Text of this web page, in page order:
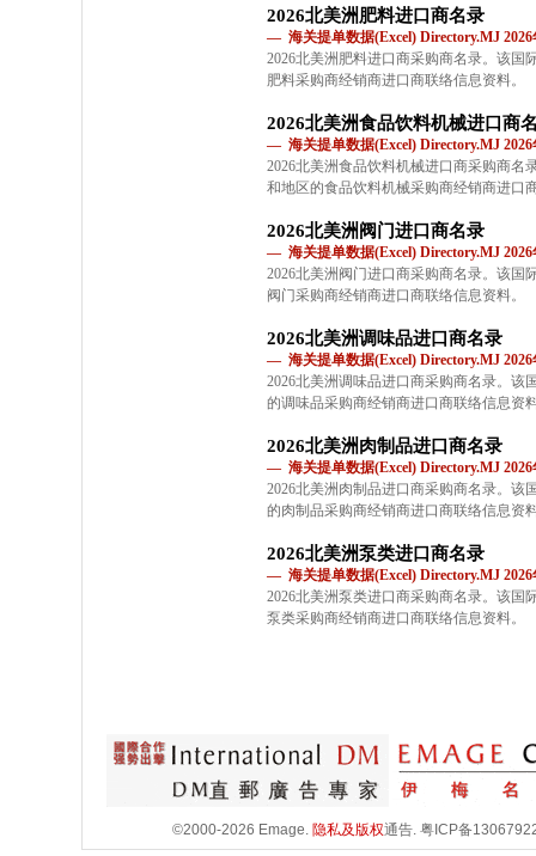
2026北美洲肥料进口商名录
— 海关提单数据(Excel) Directory.MJ 2026
2026北美洲肥料进口商采购商名录。该国
肥料采购商经销商进口商联络信息资料。
2026北美洲食品饮料机械进口商
— 海关提单数据(Excel) Directory.MJ 2026
2026北美洲食品饮料机械进口商采购商名
和地区的食品饮料机械采购商经销商进口
2026北美洲阀门进口商名录
— 海关提单数据(Excel) Directory.MJ 2026
2026北美洲阀门进口商采购商名录。该国
阀门采购商经销商进口商联络信息资料。
2026北美洲调味品进口商名录
— 海关提单数据(Excel) Directory.MJ 2026
2026北美洲调味品进口商采购商名录。该
的调味品采购商经销商进口商联络信息资
2026北美洲肉制品进口商名录
— 海关提单数据(Excel) Directory.MJ 2026
2026北美洲肉制品进口商采购商名录。该
的肉制品采购商经销商进口商联络信息资
2026北美洲泵类进口商名录
— 海关提单数据(Excel) Directory.MJ 2026
2026北美洲泵类进口商采购商名录。该国
泵类采购商经销商进口商联络信息资料。
©2000-2026 Emage. 隐私及版权通告. 粤ICP备